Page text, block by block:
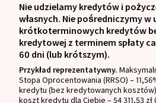
Nie udzielamy kredytów i
własnych. Nie pośredniczymy w
krótkoterminowych kredytów
kredytowej z terminem spłaty
60 dni (lub krótszym).
Przykład reprezentatywny.
Stopa Oprocentowania (RRSO) –
kredytu (bez kredytowanych kosztów)
koszt kredytu dla Ciebie – 54 311,53